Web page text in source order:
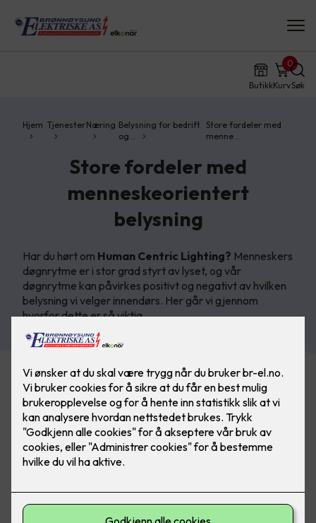
ButikkKurv
0
Søk
Hjem TjenesterNæring Belysning for bedrift
og…
Store fordeler med
menne…
Store fordeler med
menneskeorientert
belysning
Har du hørt om Human Centric Lighting? Menneskers
døgnrytme er i stor grad styrt av lyset, og vår
døgnrytme kan påvirkes positivt og negativt av hvilken
belysning vi velger innendørs. Her går vi gjennom
hvorfor dette er så viktig.